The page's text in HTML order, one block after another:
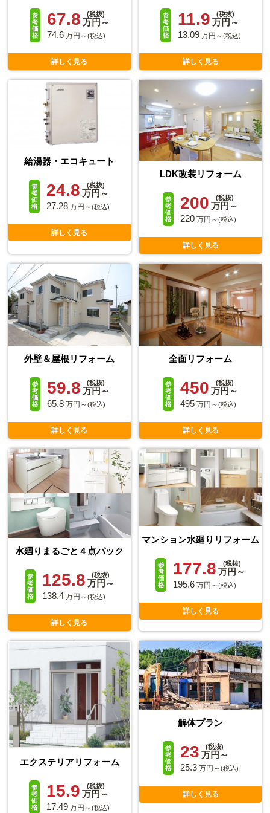
67.8 (税抜)
万円～
74.6万円～(税込)
詳しく見る
11.9 (税抜)
万円～
13.09万円～(税込)
詳しく見る
給湯器・エコキュート
24.8 (税抜)
万円～
27.28 万円～(税込)
詳しく見る
LDK改装リフォーム
200 (税抜)
万円～
220 万円～(税込)
詳しく見る
外壁＆屋根リフォーム
59.8 (税抜)
万円～
65.8万円～(税込)
詳しく見る
全面リフォーム
450 (税抜)
万円～
495 万円～(税込)
詳しく見る
水廻りまるごと４点パック
125.8 (税抜)
万円～
138.4万円～(税込)
詳しく見る
マンション水廻りリフォーム
177.8 (税抜)
万円～
195.6 万円～(税込)
詳しく見る
エクステリアリフォーム
15.9 (税抜)
万円～
17.49 万円～(税込)
解体プラン
23 (税抜)
万円～
25.3万円～(税込)
詳しく見る